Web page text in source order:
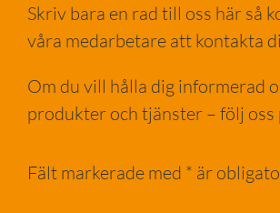
Skriv bara en rad till oss här så
våra medarbetare att kontakta
Om du vill hålla dig informerad
produkter och tjänster – följ oss
Fält markerade med * är